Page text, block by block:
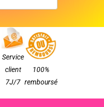
Service
client
7J/7
100%
remboursé